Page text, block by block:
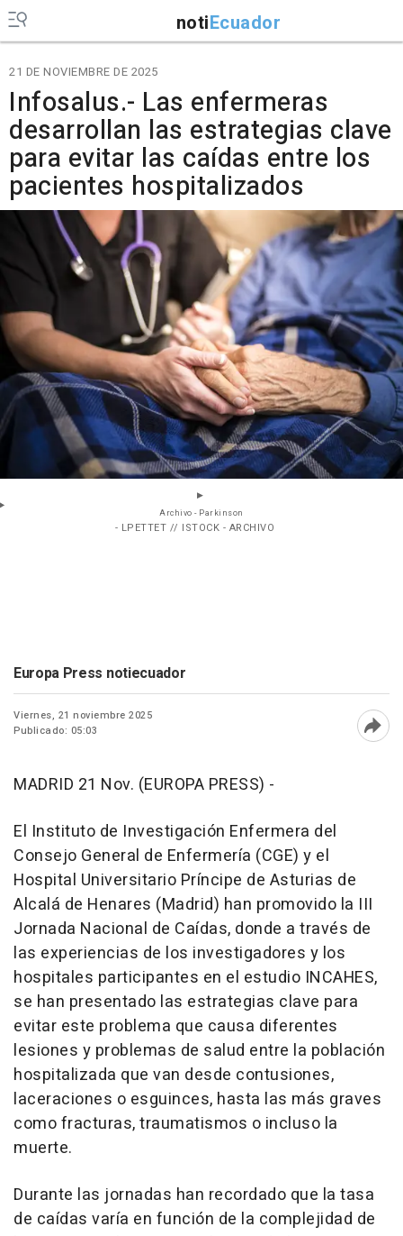
notiEcuador
21 DE NOVIEMBRE DE 2025
Infosalus.- Las enfermeras
desarrollan las estrategias clave
para evitar las caídas entre los
pacientes hospitalizados
Archivo - Parkinson
- LPETTET // ISTOCK - ARCHIVO
Europa Press notiecuador
Viernes, 21 noviembre 2025
Publicado: 05:03
MADRID 21 Nov. (EUROPA PRESS) -
El Instituto de Investigación Enfermera del
Consejo General de Enfermería (CGE) y el
Hospital Universitario Príncipe de Asturias de
Alcalá de Henares (Madrid) han promovido la III
Jornada Nacional de Caídas, donde a través de
las experiencias de los investigadores y los
hospitales participantes en el estudio INCAHES,
se han presentado las estrategias clave para
evitar este problema que causa diferentes
lesiones y problemas de salud entre la población
hospitalizada que van desde contusiones,
laceraciones o esguinces, hasta las más graves
como fracturas, traumatismos o incluso la
muerte.
Durante las jornadas han recordado que la tasa
de caídas varía en función de la complejidad de